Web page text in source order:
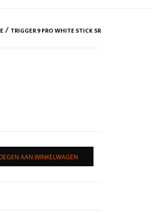
/ TRIGGER 9 PRO WHITE STICK SR
AAN WINKELWAGEN